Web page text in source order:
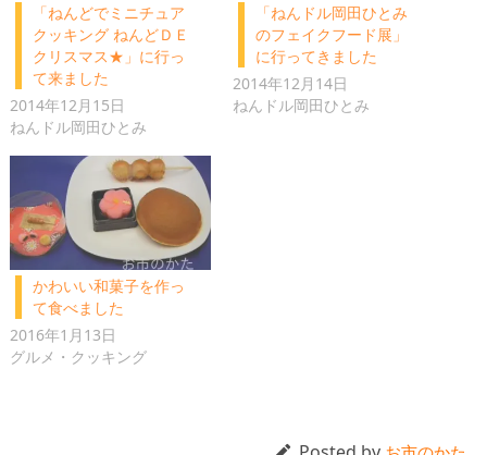
「ねんどでミニチュア
クッキング ねんどＤＥ
クリスマス★」に行っ
て来ました
2014年12月15日
ねんドル岡田ひとみ
「ねんドル岡田ひとみ
のフェイクフード展」
に行ってきました
2014年12月14日
ねんドル岡田ひとみ
かわいい和菓子を作っ
て食べました
2016年1月13日
グルメ・クッキング